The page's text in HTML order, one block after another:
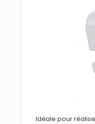
Idéale pour